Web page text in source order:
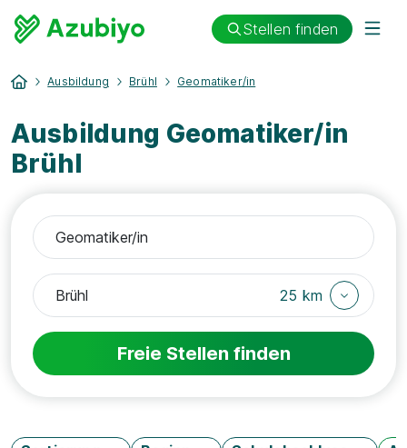
Stellen finden
Ausbildung Brühl Geomatiker/in
Ausbildung Geomatiker/in
Brühl
25 km
Freie Stellen finden